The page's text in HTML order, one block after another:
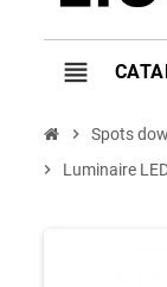
view_headline
chevron_right Spots
chevron_right
Luminaire